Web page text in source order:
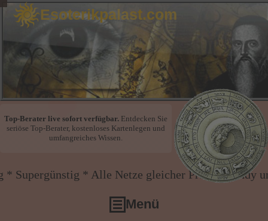
❤
Esoterikpalast.com
Top-Berater live sofort verfügbar.Entdecken Sie
seriöse Top-Berater, kostenloses Kartenlegen und
umfangreiches Wissen.
* Alle Netze gleicher Preis * Handy und
Menü